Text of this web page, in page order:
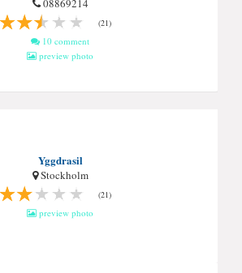
08869214
(21)
10 comment
preview photo
Yggdrasil
Stockholm
(21)
preview photo